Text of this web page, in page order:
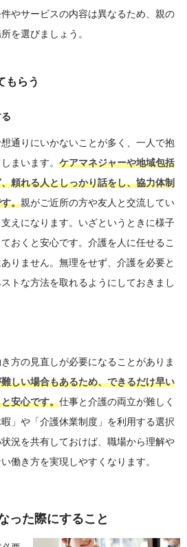
やサービスの内容は異なるため、親の
を選びましょう。
もらう
通りにいかないことが多く、一人で抱
まいます。 ケアマネジャーや地域包括
頼れる人としっかり話をし、協力体制
。親がご近所の方や友人と交流してい
えになります。いざというときに様子
おくと安心です。介護を人に任せるこ
りません。無理をせず、介護を必要と
トな方法を取れるようにしておきまし
方の見直しが必要になることがありま
しい場合もあるため、できるだけ早い
安心です。仕事と介護の両立が難しく
」や「介護休業制度」を利用する選択
況を共有しておけば、職場から理解や
働き方を実現しやすくなります。
った際にすること